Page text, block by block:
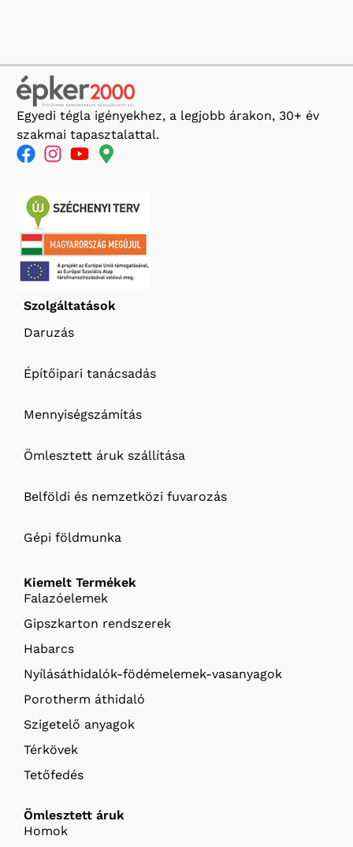
Egyedi tégla igényekhez, a legjobb árakon, 30+ év
szakmai tapasztalattal.
Szolgáltatások
Daruzás
Építőipari tanácsadás
Mennyiségszámítás
Ömlesztett áruk szállítása
Belföldi és nemzetközi fuvarozás
Gépi földmunka
Kiemelt Termékek
Falazóelemek
Gipszkarton rendszerek
Habarcs
Nyílásáthidalók-födémelemek-vasanyagok
Porotherm áthidaló
Szigetelő anyagok
Térkövek
Tetőfedés
Ömlesztett áruk
Homok